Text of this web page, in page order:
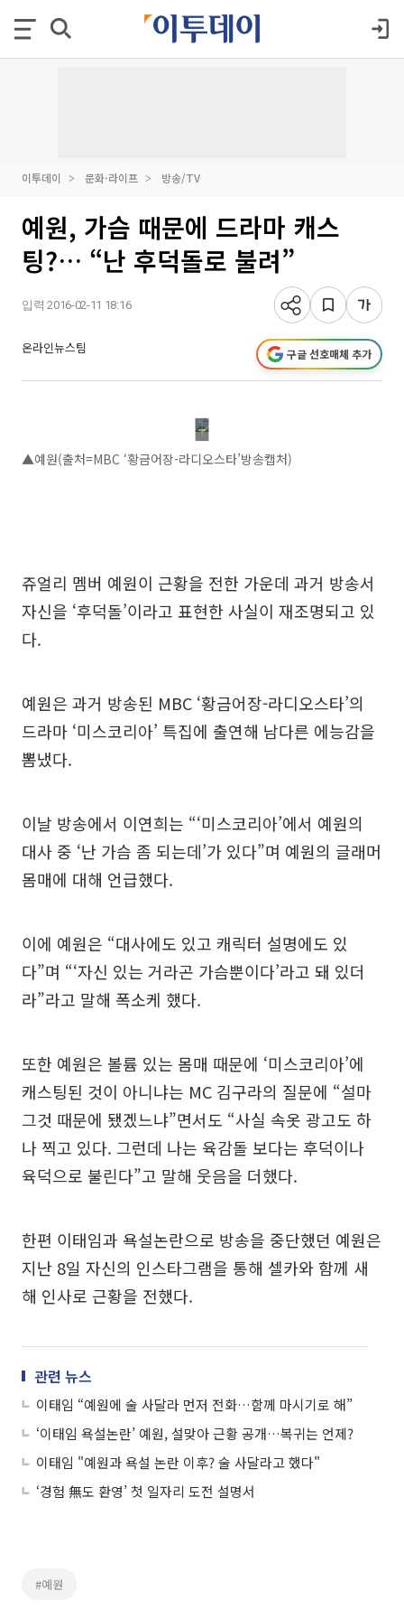
이투데이 문화·라이프 방송/TV
예원, 가슴 때문에 드라마 캐스
팅?… “난 후덕돌로 불려”
입력 2016-02-11 18:16
온라인뉴스팀 구글 선호매체 추가
▲예원(출처=MBC ‘황금어장-라디오스타’방송캡처)
쥬얼리 멤버 예원이 근황을 전한 가운데 과거 방송서
자신을 ‘후덕돌’이라고 표현한 사실이 재조명되고 있
다.
예원은 과거 방송된 MBC ‘황금어장-라디오스타’의
드라마 ‘미스코리아’ 특집에 출연해 남다른 에능감을
뽐냈다.
이날 방송에서 이연희는 “‘미스코리아’에서 예원의
대사 중 ‘난 가슴 좀 되는데’가 있다”며 예원의 글래머
몸매에 대해 언급했다.
이에 예원은 “대사에도 있고 캐릭터 설명에도 있
다”며 “‘자신 있는 거라곤 가슴뿐이다’라고 돼 있더
라”라고 말해 폭소케 했다.
또한 예원은 볼륨 있는 몸매 때문에 ‘미스코리아’에
캐스팅된 것이 아니냐는 MC 김구라의 질문에 “설마
그것 때문에 됐겠느냐”면서도 “사실 속옷 광고도 하
나 찍고 있다. 그런데 나는 육감돌 보다는 후덕이나
육덕으로 불린다”고 말해 웃음을 더했다.
한편 이태임과 욕설논란으로 방송을 중단했던 예원은
지난 8일 자신의 인스타그램을 통해 셀카와 함께 새
해 인사로 근황을 전했다.
관련 뉴스
이태임 “예원에 술 사달라 먼저 전화…함께 마시기로 해”
‘이태임 욕설논란’ 예원, 설맞아 근황 공개…복귀는 언제?
이태임 "예원과 욕설 논란 이후? 술 사달라고 했다"
‘경험 無도 환영’ 첫 일자리 도전 설명서
#예원